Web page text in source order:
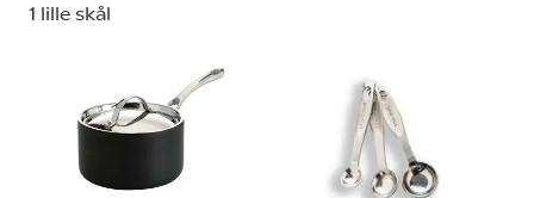
1 lille skål